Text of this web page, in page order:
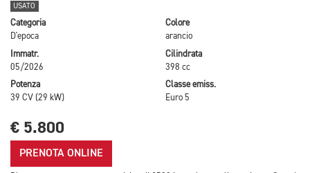
USATO
Categoria
D'epoca
Colore
arancio
Immatr.
05/2026
Cilindrata
398 cc
Potenza
39 CV (29 kW)
Classe emiss.
Euro 5
€ 5.800
PRENOTA ONLINE